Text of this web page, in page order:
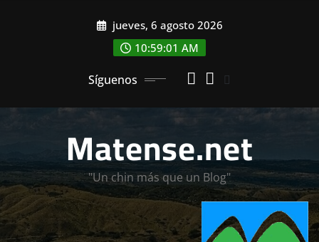
jueves, 6 agosto 2026
10:59:03 AM
Síguenos
Matense.net
"Un chin más que un Blog"